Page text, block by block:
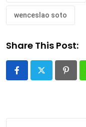
wenceslao soto
Share This Post: